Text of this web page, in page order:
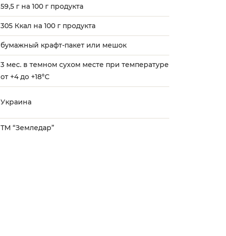
59,5 г на 100 г продукта
305 Ккал на 100 г продукта
бумажный крафт-пакет или мешок
3 мес. в темном сухом месте при температуре
от +4 до +18°С
Украина
ТМ “Земледар”